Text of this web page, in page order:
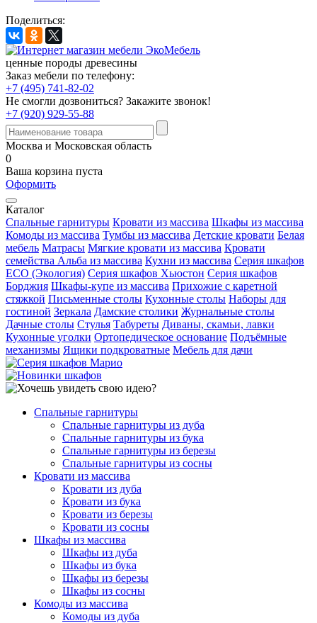
Поделиться:
ценные породы древесины
Заказ мебели по телефону:
+7 (495) 741-82-02
Не смогли дозвониться? Закажите звонок!
+7 (920) 929-55-88
Москва и Московская область
0
Ваша корзина пуста
Оформить
Каталог
Спальные гарнитуры Кровати из массива Шкафы из массива
Комоды из массива Тумбы из массива Детские кровати Белая
мебель Матрасы Мягкие кровати из массива Кровати
семейства Альба из массива Кухни из массива Серия шкафов
ECO (Экология) Серия шкафов Хьюстон Серия шкафов
Борджия Шкафы-купе из массива Прихожие с каретной
стяжкой Письменные столы Кухонные столы Наборы для
гостиной Зеркала Дамские столики Журнальные столы
Дачные столы Стулья Табуреты Диваны, скамьи, лавки
Кухонные уголки Ортопедическое основание Подъёмные
механизмы Ящики подкроватные Мебель для дачи
Спальные гарнитуры
Спальные гарнитуры из дуба
Спальные гарнитуры из бука
Спальные гарнитуры из березы
Спальные гарнитуры из сосны
Кровати из массива
Кровати из дуба
Кровати из бука
Кровати из березы
Кровати из сосны
Шкафы из массива
Шкафы из дуба
Шкафы из бука
Шкафы из березы
Шкафы из сосны
Комоды из массива
Комоды из дуба